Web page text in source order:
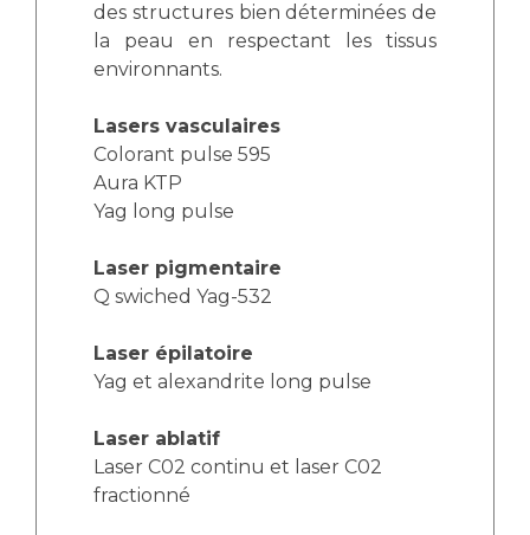
des structures bien déterminées de
la peau en respectant les tissus
environnants.
Lasers vasculaires
Colorant pulse 595
Aura KTP
Yag long pulse
Laser pigmentaire
Q swiched Yag-532
Laser épilatoire
Yag et alexandrite long pulse
Laser ablatif
Laser C02 continu et laser C02
fractionné